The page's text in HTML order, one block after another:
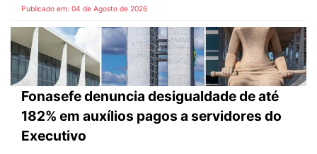
Publicado em: 04 de Agosto de 2026
Fonasefe denuncia desigualdade de até
182% em auxílios pagos a servidores do
Executivo